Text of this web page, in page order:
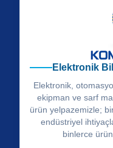
Elektronik
Elektronik,
ekipman ve sarf
ürün yelpazemizle;
endüstriyel
binlerce